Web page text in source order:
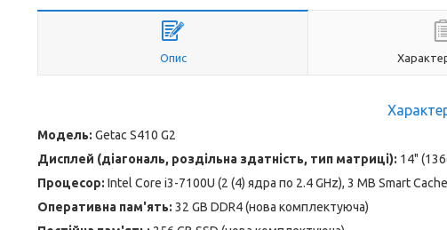
Опис
Модель: Getac S410 G2
Дисплей (діагональ, роздільна здатність, тип матриці): 14"
Процесор: Intel Core i3-7100U (2 (4) ядра по 2.4 GHz), 3 MB Smart Cache
Оперативна пам'ять: 32 GB DDR4 (нова комплектуюча)